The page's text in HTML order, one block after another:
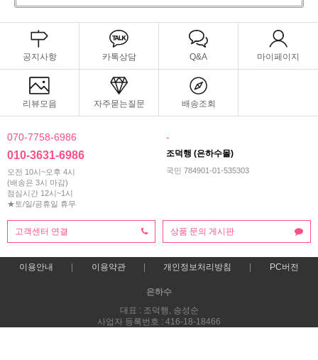
공지사항 카톡상담 Q&A 마이페이지
리뷰모음 자주묻는질문 배송조회
070-7758-6986
010-3631-6986
오전 10시~오후 4시
(배송은 3시 마감)
점심시간 12시~1시
★토/일/공휴일 휴무
-
조덕행 (은하수몰)
국민 784901-01-535303
고객센터 연결 상품 문의 게시판
이용안내 이용약관 개인정보처리방침 PC버전
은하수
대표 : 조덕행, 송성순
사업자 등록번호 : 416-18-18466